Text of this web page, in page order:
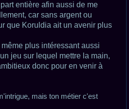
entière afin aussi de me
car sans argent ou
que Koruldia ait un avenir plus
plus intéressant aussi
jeu sur lequel mettre la main,
donc pour en venir à
mais ton métier c'est